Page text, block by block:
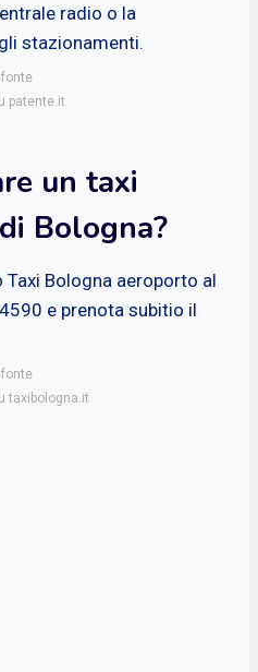
radio o la
stazionamenti.
patente.it
un taxi
Bologna?
Bologna aeroporto al
e prenota subitio il
taxibologna.it